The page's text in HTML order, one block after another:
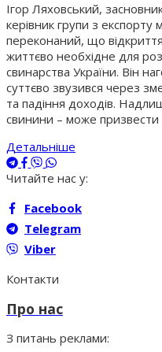
Ігор Ляховський,
керівник групи з експорту
переконаний, що
життєво необхідне для
свинарства України. Він
суттєво звузився через
та падіння доходів.
свинини – може
Детальніше
Читайте нас у:
Facebook
Telegram
Viber
Контакти
Про нас
З питань реклами: